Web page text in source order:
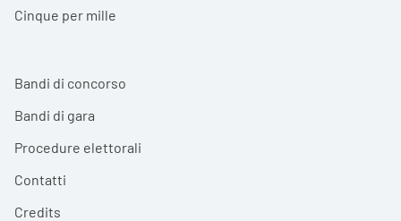
Cinque per mille
Bandi di concorso
Bandi di gara
Procedure elettorali
Contatti
Credits